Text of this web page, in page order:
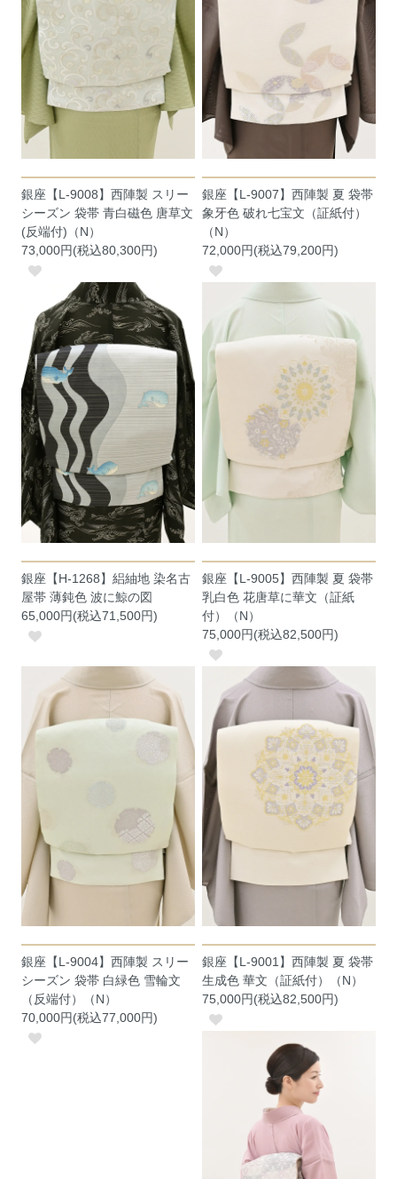
銀座【L-9008】西陣製 スリー
シーズン 袋帯 青白磁色 唐草文
(反端付)（N）
73,000円(税込80,300円)
銀座【L-9007】西陣製 夏 袋帯
象牙色 破れ七宝文（証紙付）
（N）
72,000円(税込79,200円)
銀座【H-1268】絽紬地 染名古
屋帯 薄鈍色 波に鯨の図
65,000円(税込71,500円)
銀座【L-9005】西陣製 夏 袋帯
乳白色 花唐草に華文（証紙
付）（N）
75,000円(税込82,500円)
銀座【L-9004】西陣製 スリー
シーズン 袋帯 白緑色 雪輪文
（反端付）（N）
70,000円(税込77,000円)
銀座【L-9001】西陣製 夏 袋帯
生成色 華文（証紙付）（N）
75,000円(税込82,500円)